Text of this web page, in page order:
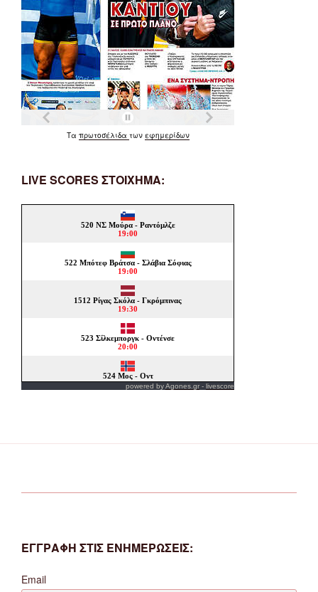
Τα πρωτοσέλιδα των εφημερίδων
LIVE SCORES ΣΤΟΙΧΗΜΑ:
powered byAgones.gr - livescore
ΕΓΓΡΑΦΗ ΣΤΙΣ ΕΝΗΜΕΡΩΣΕΙΣ:
Email